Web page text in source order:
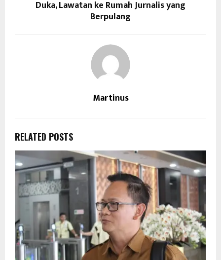
Duka, Lawatan ke Rumah Jurnalis yang
Berpulang
Martinus
RELATED POSTS